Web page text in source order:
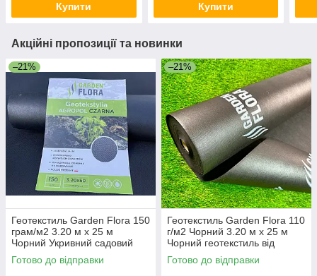
Купити Купити
Акційні пропозиції та новинки
–21%
Геотекстиль Garden Flora 150
грам/м2 3.20 м х 25 м
Чорний Укривний садовий
геотекстиль Геотекстиль для
дачі
Готово до відправки
–21%
Геотекстиль Garden Flora 110
г/м2 Чорний 3.20 м х 25 м
Чорний геотекстиль від
бур'янів Високоякісний
геотекстиль
Готово до відправки